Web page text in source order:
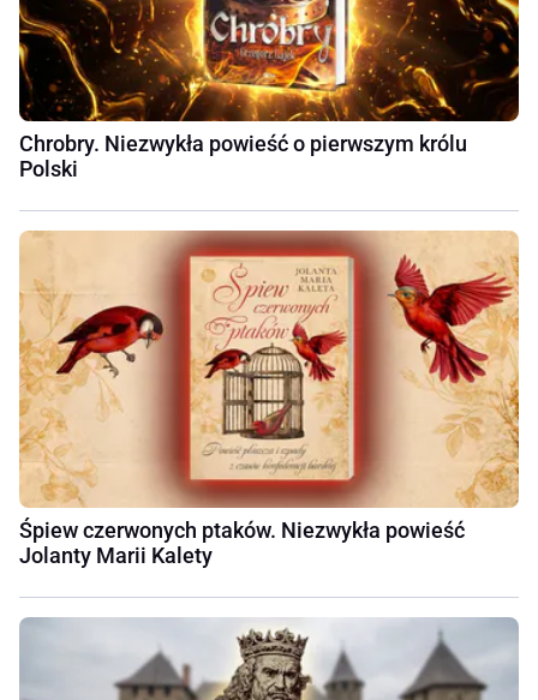
Chrobry. Niezwykła powieść o pierwszym królu
Polski
Śpiew czerwonych ptaków. Niezwykła powieść
Jolanty Marii Kalety